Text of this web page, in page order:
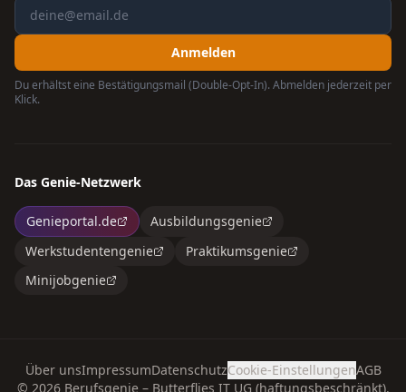
Anmelden
Du erhältst eine Bestätigungsmail (Double-Opt-In). Abmelden jederzeit per
Klick.
Das Genie-Netzwerk
Genieportal.de
Ausbildungsgenie
Werkstudentengenie
Praktikumsgenie
Minijobgenie
Über unsImpressumDatenschutzCookie-EinstellungenAGB
© 2026Berufsgenie – Butterflies IT UG (haftungsbeschränkt).